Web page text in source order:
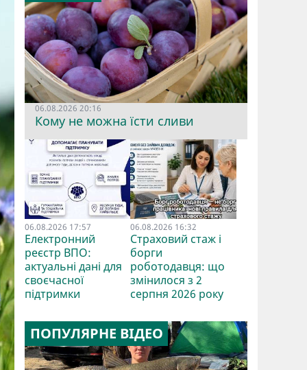
06.08.2026 20:16
Кому не можна їсти сливи
06.08.2026 17:57
Електронний
реєстр ВПО:
актуальні дані для
своєчасної
підтримки
06.08.2026 16:32
Страховий стаж і
борги
роботодавця: що
змінилося з 2
серпня 2026 року
ПОПУЛЯРНЕ ВІДЕО